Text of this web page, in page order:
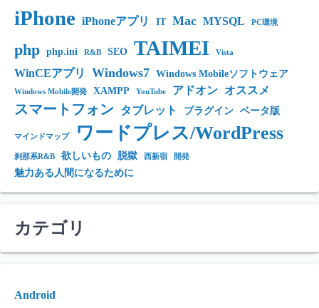
iPhone iPhoneアプリ IT Mac MYSQL PC環境
php php.ini R&B SEO TAIMEI Vista
WinCEアプリ Windows7 Windows Mobileソフトウェア
Windows Mobile開発 XAMPP YouTube アドオン オススメ
スマートフォン タブレット プラグイン ベータ版
マインドマップ ワードプレス/WordPress
刹那系R&B 欲しいもの 脱獄 西新宿 開発
魅力ある人間になるために
カテゴリ
Android